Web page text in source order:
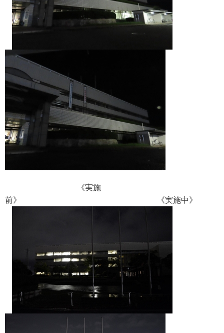
《実施
前》 《実施中》